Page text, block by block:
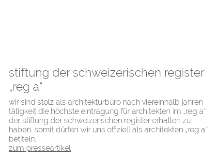
stiftung der schweizerischen register
„reg a“
wir sind stolz als architekturbüro nach viereinhalb jahren
tätigkeit die höchste eintragung für architekten im „reg a“
der stiftung der schweizerischen register erhalten zu
haben. somit dürfen wir uns offiziell als architekten „reg a“
betiteln.
zum presseartikel